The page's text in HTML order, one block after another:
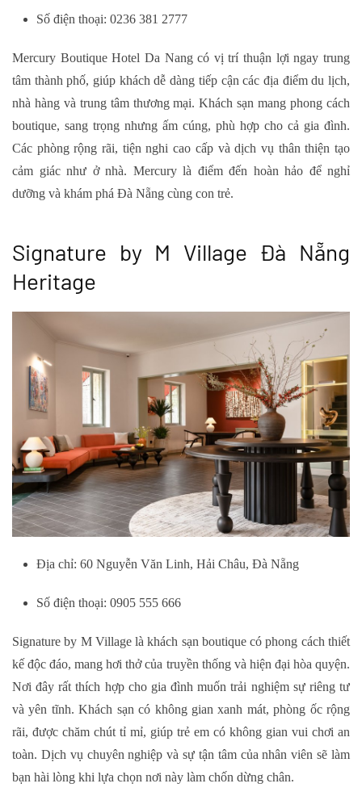
Số điện thoại: 0236 381 2777
Mercury Boutique Hotel Da Nang có vị trí thuận lợi ngay trung
tâm thành phố, giúp khách dễ dàng tiếp cận các địa điểm du lịch,
nhà hàng và trung tâm thương mại. Khách sạn mang phong cách
boutique, sang trọng nhưng ấm cúng, phù hợp cho cả gia đình.
Các phòng rộng rãi, tiện nghi cao cấp và dịch vụ thân thiện tạo
cảm giác như ở nhà. Mercury là điểm đến hoàn hảo để nghỉ
dưỡng và khám phá Đà Nẵng cùng con trẻ.
Signature by M Village Đà Nẵng
Heritage
Địa chỉ: 60 Nguyễn Văn Linh, Hải Châu, Đà Nẵng
Số điện thoại: 0905 555 666
Signature by M Village là khách sạn boutique có phong cách thiết
kế độc đáo, mang hơi thở của truyền thống và hiện đại hòa quyện.
Nơi đây rất thích hợp cho gia đình muốn trải nghiệm sự riêng tư
và yên tĩnh. Khách sạn có không gian xanh mát, phòng ốc rộng
rãi, được chăm chút tỉ mỉ, giúp trẻ em có không gian vui chơi an
toàn. Dịch vụ chuyên nghiệp và sự tận tâm của nhân viên sẽ làm
bạn hài lòng khi lựa chọn nơi này làm chốn dừng chân.